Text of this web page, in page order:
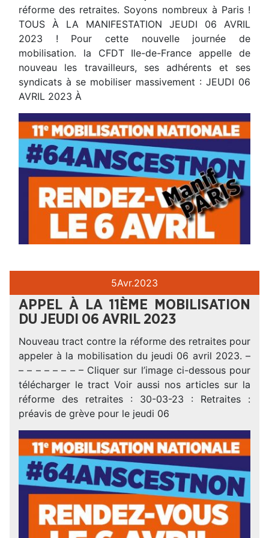
réforme des retraites. Soyons nombreux à Paris !
TOUS À LA MANIFESTATION JEUDI 06 AVRIL
2023 ! Pour cette nouvelle journée de
mobilisation. la CFDT Ile-de-France appelle de
nouveau les travailleurs, ses adhérents et ses
syndicats à se mobiliser massivement : JEUDI 06
AVRIL 2023 À
5Avr.2023
APPEL À LA 11ÈME MOBILISATION
DU JEUDI 06 AVRIL 2023
Nouveau tract contre la réforme des retraites pour
appeler à la mobilisation du jeudi 06 avril 2023. –
– – – – – – – – Cliquer sur l’image ci-dessous pour
télécharger le tract Voir aussi nos articles sur la
réforme des retraites : 30-03-23 : Retraites :
préavis de grève pour le jeudi 06